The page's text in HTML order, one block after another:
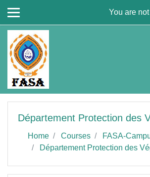
You are
Département Protection des
Home Courses
FASA-
Département Protection des